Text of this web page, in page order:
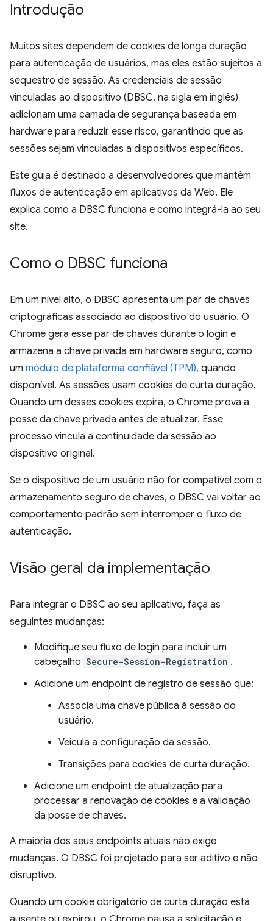
Introdução
Muitos sites dependem de cookies de longa duração
para autenticação de usuários, mas eles estão sujeitos a
sequestro de sessão. As credenciais de sessão
vinculadas ao dispositivo (DBSC, na sigla em inglês)
adicionam uma camada de segurança baseada em
hardware para reduzir esse risco, garantindo que as
sessões sejam vinculadas a dispositivos específicos.
Este guia é destinado a desenvolvedores que mantêm
fluxos de autenticação em aplicativos da Web. Ele
explica como a DBSC funciona e como integrá-la ao seu
site.
Como o DBSC funciona
Em um nível alto, o DBSC apresenta um par de chaves
criptográficas associado ao dispositivo do usuário. O
Chrome gera esse par de chaves durante o login e
armazena a chave privada em hardware seguro, como
um módulo de plataforma confiável (TPM), quando
disponível. As sessões usam cookies de curta duração.
Quando um desses cookies expira, o Chrome prova a
posse da chave privada antes de atualizar. Esse
processo vincula a continuidade da sessão ao
dispositivo original.
Se o dispositivo de um usuário não for compatível com o
armazenamento seguro de chaves, o DBSC vai voltar ao
comportamento padrão sem interromper o fluxo de
autenticação.
Visão geral da implementação
Para integrar o DBSC ao seu aplicativo, faça as
seguintes mudanças:
Modifique seu fluxo de login para incluir um
cabeçalho Secure-Session-Registration .
Adicione um endpoint de registro de sessão que:
Associa uma chave pública à sessão do
usuário.
Veicula a configuração da sessão.
Transições para cookies de curta duração.
Adicione um endpoint de atualização para
processar a renovação de cookies e a validação
da posse de chaves.
A maioria dos seus endpoints atuais não exige
mudanças. O DBSC foi projetado para ser aditivo e não
disruptivo.
Quando um cookie obrigatório de curta duração está